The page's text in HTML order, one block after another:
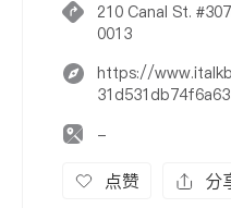
210 Canal St.
0013
https://
-
点赞 分